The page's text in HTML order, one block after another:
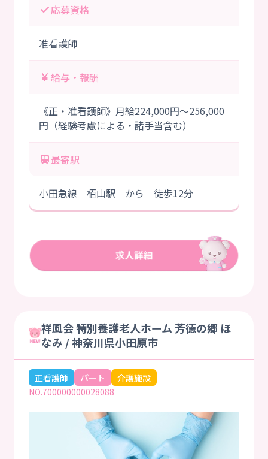
応募資格
准看護師
給与・報酬
《正・准看護師》月給224,000円～256,000
円（経験考慮による・諸手当含む）
最寄駅
小田急線 栢山駅 から 徒歩12分
祥風会 特別養護老人ホーム 芳徳の郷 ほ
なみ / 神奈川県小田原市
正看護師 パート
介護施設
NO.700000000028088